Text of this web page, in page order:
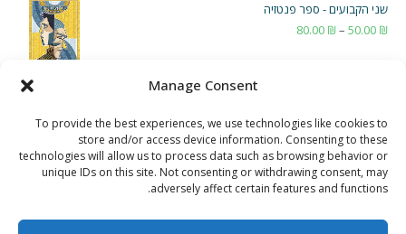
Manage Consent
To provide the best experiences, we use technologies like cookies to
store and/or access device information. Consenting to these
technologies will allow us to process data such as browsing behavior or
unique IDs on this site. Not consenting or withdrawing consent, may
adversely affect certain features and functions.
שני הקבועים - ספר פנטזיה
50.00 ₪
–
80.00 ₪